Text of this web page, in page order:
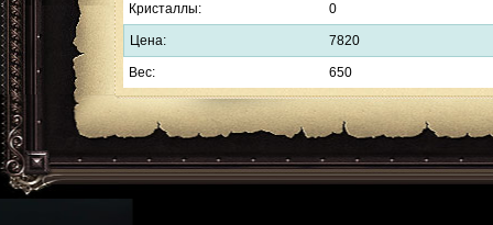
Кристаллы: 0
Цена: 7820
Вес: 650